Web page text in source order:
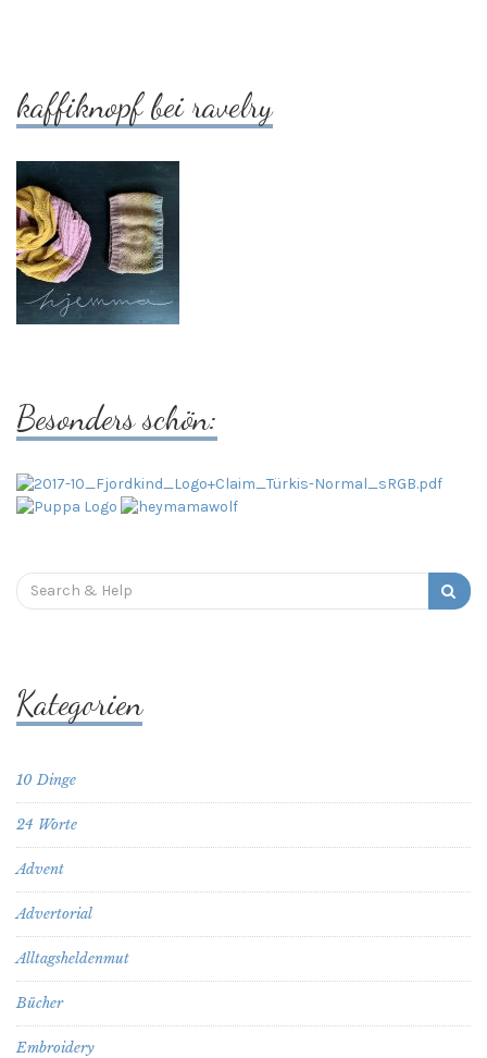
kaffiknopf bei ravelry
Besonders schön:
Search
for:
Kategorien
10 Dinge
24 Worte
Advent
Advertorial
Alltagsheldenmut
Bücher
Embroidery